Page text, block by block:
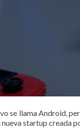
se llama Android,
startup creada